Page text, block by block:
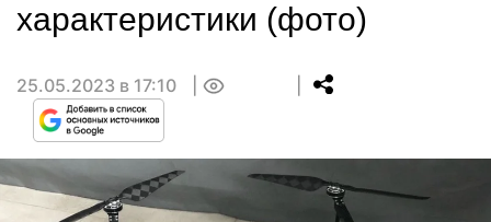
характеристики (фото)
25.05.2023 в 17:10